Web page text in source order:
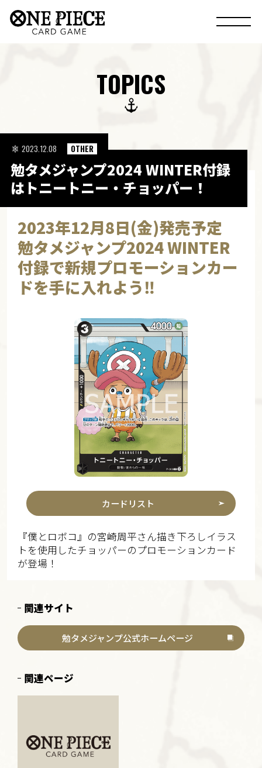
TOPICS
勉タメジャンプ2024 WINTER付録
はトニートニー・チョッパー！
2023.12.08 OTHER
2023年12月8日(金)発売予定
勉タメジャンプ2024 WINTER
付録で新規プロモーションカー
ドを手に入れよう‼
カードリスト
『僕とロボコ』の宮崎周平さん描き下ろしイラス
トを使用したチョッパーのプロモーションカード
が登場！
関連サイト
勉タメジャンプ公式ホームページ
関連ページ